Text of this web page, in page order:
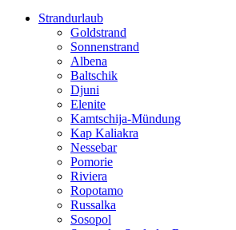
Meer
Strandurlaub
Goldstrand
Sonnenstrand
Albena
Baltschik
Djuni
Elenite
Kamtschija-Mündung
Kap Kaliakra
Nessebar
Pomorie
Riviera
Ropotamo
Russalka
Sosopol